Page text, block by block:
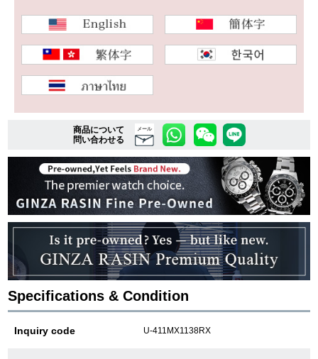
中古品 アンティーク品
WEB限定品
複数条件で商品を絞り込む
詳細検索はこちら
ご利用ガイド
GINZA RASINのプレミアムクオリティについて
送料・お支払方法
商品について
問い合わせる
メール
Specifications & Condition
Inquiry code U-411MX1138RX